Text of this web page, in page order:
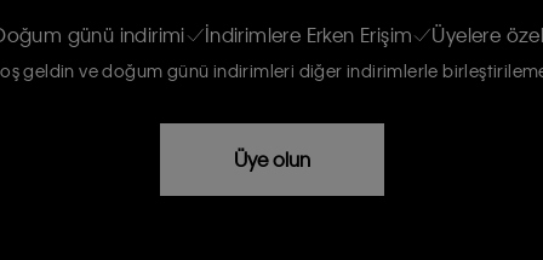
günü indirimi İndirimlere Erken Erişim Üyelere
geldin ve doğum günü indirimleri diğer indirimlerle
Üye olun